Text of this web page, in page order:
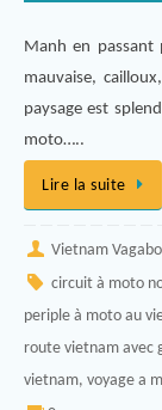
Manh en
mauvaise,
paysage est
moto…..
Lire la suite
Vietnam
circuit à moto
periple à moto au
route vietnam avec
vietnam, voyage a